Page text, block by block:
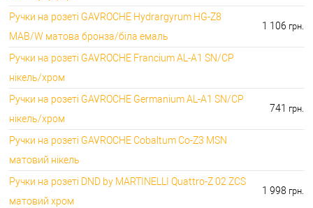
Ручки на розеті GAVROCHE Hydrargyrum HG-Z8
MAB/W матова бронза/біла емаль
1 106 грн.
Ручки на розеті GAVROCHE Francium AL-A1 SN/CP
нікель/хром
Ручки на розеті GAVROCHE Germanium AL-A1 SN/CP
нікель/хром
741 грн.
Ручки на розеті GAVROCHE Cobaltum Co-Z3 MSN
матовий нікель
Ручки на розеті DND by MARTINELLI Quattro-Z 02 ZCS
матовий хром
1 998 грн.